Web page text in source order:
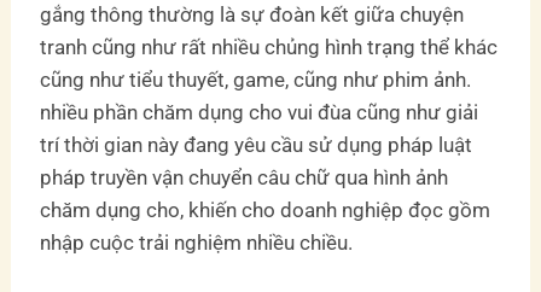
gắng thông thường là sự đoàn kết giữa chuyện
tranh cũng như rất nhiều chủng hình trạng thể khác
cũng như tiểu thuyết, game, cũng như phim ảnh.
nhiều phần chăm dụng cho vui đùa cũng như giải
trí thời gian này đang yêu cầu sử dụng pháp luật
pháp truyền vận chuyển câu chữ qua hình ảnh
chăm dụng cho, khiến cho doanh nghiệp đọc gồm
nhập cuộc trải nghiệm nhiều chiều.